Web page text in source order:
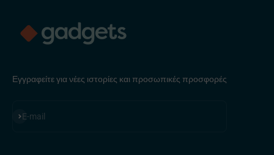
Εγγραφείτε για νέες ιστορίες και προσωπικές προσφορές
E-mail
Εγγραφή